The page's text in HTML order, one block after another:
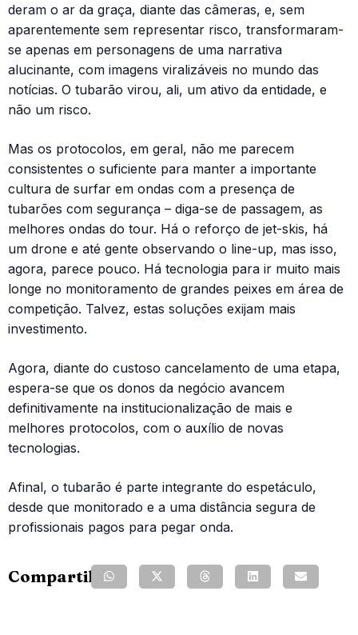
deram o ar da graça, diante das câmeras, e, sem
aparentemente sem representar risco, transformaram-
se apenas em personagens de uma narrativa
alucinante, com imagens viralizáveis no mundo das
notícias. O tubarão virou, ali, um ativo da entidade, e
não um risco.
Mas os protocolos, em geral, não me parecem
consistentes o suficiente para manter a importante
cultura de surfar em ondas com a presença de
tubarões com segurança – diga-se de passagem, as
melhores ondas do tour. Há o reforço de jet-skis, há
um drone e até gente observando o line-up, mas isso,
agora, parece pouco. Há tecnologia para ir muito mais
longe no monitoramento de grandes peixes em área de
competição. Talvez, estas soluções exijam mais
investimento.
Agora, diante do custoso cancelamento de uma etapa,
espera-se que os donos da negócio avancem
definitivamente na institucionalização de mais e
melhores protocolos, com o auxílio de novas
tecnologias.
Afinal, o tubarão é parte integrante do espetáculo,
desde que monitorado e a uma distância segura de
profissionais pagos para pegar onda.
Compartilhe: